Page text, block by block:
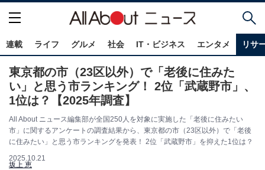
連載 ライフ グルメ 社会 IT・ビジネス エンタメ リサ
東京都の市（23区以外）で「老後に住みた
い」と思う市ランキング！ 2位「武蔵野市」、
1位は？【2025年調査】
All About ニュース編集部が全国250人を対象に実施した「老後に住みたい
市」に関するアンケートの調査結果から、東京都の市（23区以外）で「老後
に住みたい」と思う市ランキングを発表！ 2位「武蔵野市」を抑えた1位は？
2025.10.21
坂上 恵